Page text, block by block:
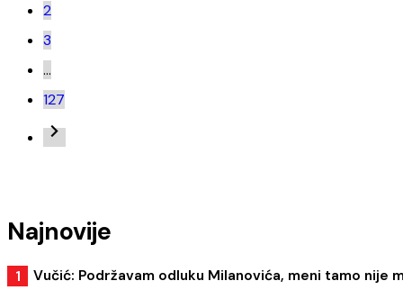
2
3
…
127
Najnovije
Vučić: Podržavam odluku Milanovića, meni tamo nije